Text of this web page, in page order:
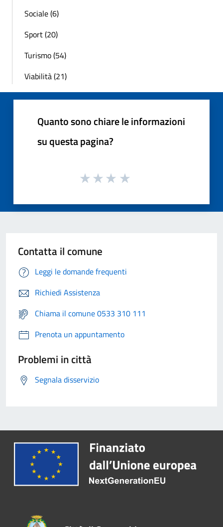
Sociale (6)
Sport (20)
Turismo (54)
Viabilità (21)
Quanto sono chiare le informazioni
su questa pagina?
Contatta il comune
Leggi le domande frequenti
Richiedi Assistenza
Chiama il comune 0533 310 111
Prenota un appuntamento
Problemi in città
Segnala disservizio